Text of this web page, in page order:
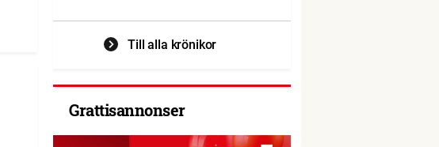
Till alla krönikor
Grattisannonser